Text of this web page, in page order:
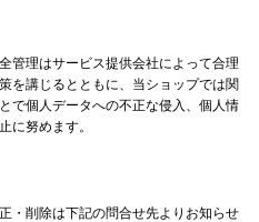
管理はサービス提供会社によって合理
を講じるとともに、当ショップでは関
で個人データへの不正な侵入、個人情
に努めます。
・削除は下記の問合せ先よりお知らせ